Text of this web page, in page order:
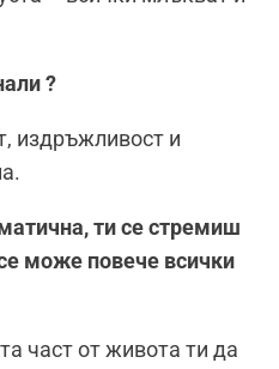
?
издръжливост и
ти се стремиш
може повече всички
част от живота ти да